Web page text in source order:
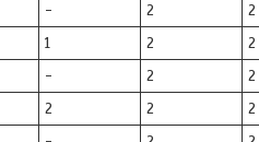
- 2 2
1 2 2
- 2 2
2 2 2